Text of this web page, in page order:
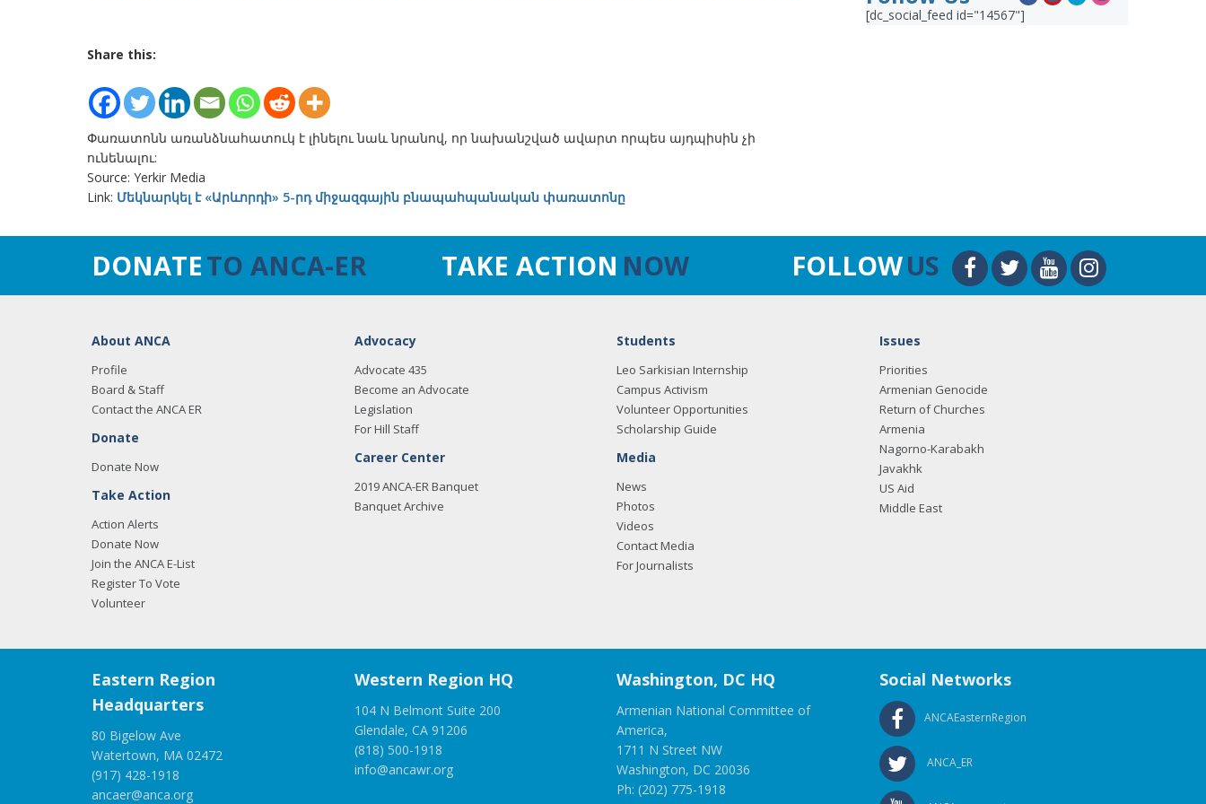
Share this:
Փառատոնն առանձնահատուկ է լինելու նաև նրանով, որ նախանշված ավարտ որպես այդպիսին չի
ունենալու:
Source: Yerkir Media
Link: Մեկնարկել է «Արևորդի» 5-րդ միջազգային բնապահպանական փառատոնը
[dc_social_feed id="14567"]
DONATETO ANCA-ER TAKE ACTION NOW FOLLOWUS
About ANCA
Profile
Board & Staff
Contact the ANCA ER
Donate
Donate Now
Take Action
Action Alerts
Donate Now
Join the ANCA E-List
Register To Vote
Volunteer
Advocacy
Advocate 435
Become an Advocate
Legislation
For Hill Staff
Career Center
2019 ANCA-ER Banquet
Banquet Archive
Students
Leo Sarkisian Internship
Campus Activism
Volunteer Opportunities
Scholarship Guide
Media
News
Photos
Videos
Contact Media
For Journalists
Issues
Priorities
Armenian Genocide
Return of Churches
Armenia
Nagorno-Karabakh
Javakhk
US Aid
Middle East
Eastern Region
Headquarters
80 Bigelow Ave
Watertown, MA 02472
(917) 428-1918
ancaer@anca.org
Western Region HQ
104 N Belmont Suite 200
Glendale, CA 91206
(818) 500-1918
info@ancawr.org
Washington, DC HQ
Armenian National Committee of
America,
1711 N Street NW
Washington, DC 20036
Ph: (202) 775-1918
Social Networks
ANCAEasternRegion
ANCA_ER